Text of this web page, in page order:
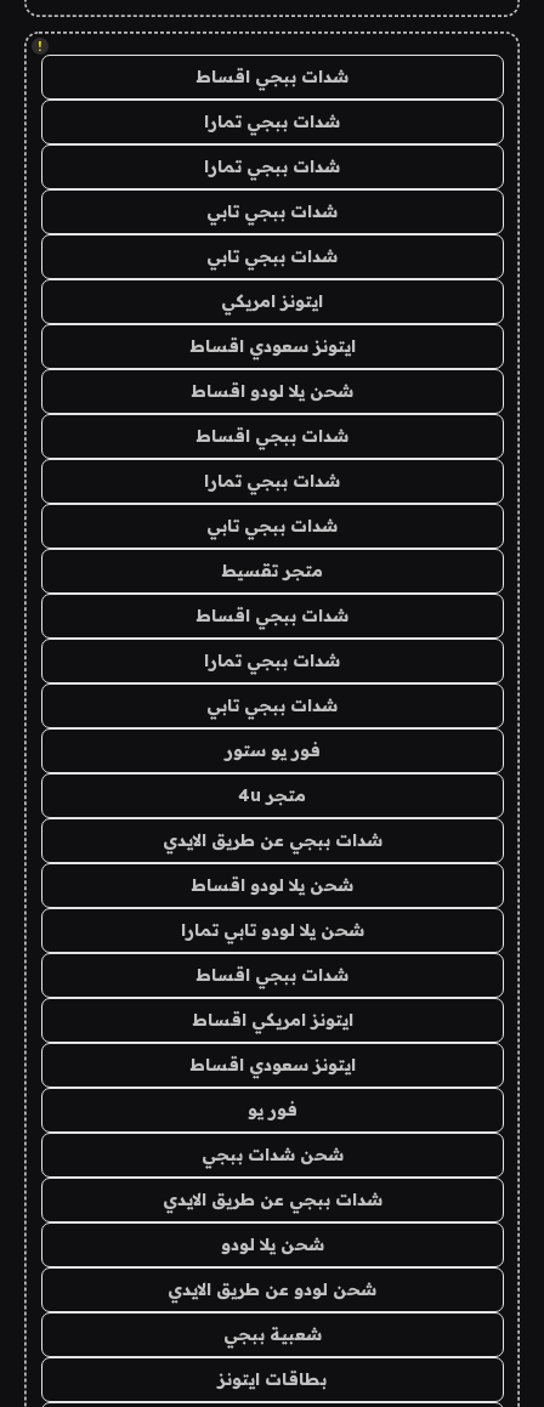
!
شدات ببجي اقساط
شدات ببجي تمارا
شدات ببجي تمارا
شدات ببجي تابي
شدات ببجي تابي
ايتونز امريكي
ايتونز سعودي اقساط
شحن يلا لودو اقساط
شدات ببجي اقساط
شدات ببجي تمارا
شدات ببجي تابي
متجر تقسيط
شدات ببجي اقساط
شدات ببجي تمارا
شدات ببجي تابي
فور يو ستور
متجر 4u
شدات ببجي عن طريق الايدي
شحن يلا لودو اقساط
شحن يلا لودو تابي تمارا
شدات ببجي اقساط
ايتونز امريكي اقساط
ايتونز سعودي اقساط
فور يو
شحن شدات ببجي
شدات ببجي عن طريق الايدي
شحن يلا لودو
شحن لودو عن طريق الايدي
شعبية ببجي
بطاقات ايتونز